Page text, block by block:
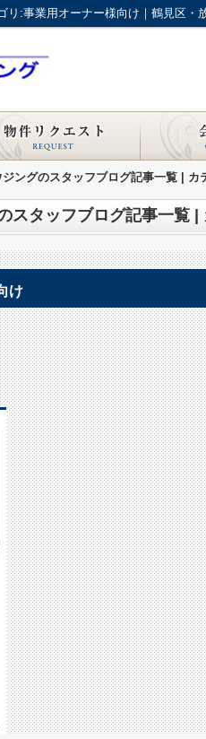
ングのスタッフブログ記事一覧 | カ
スタッフブログ記事一覧
け